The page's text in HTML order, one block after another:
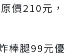
價210元，
棒腿99元優